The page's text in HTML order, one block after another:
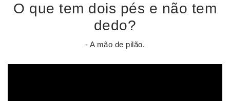
O que tem dois pés e não tem
dedo?
- A mão de pilão.